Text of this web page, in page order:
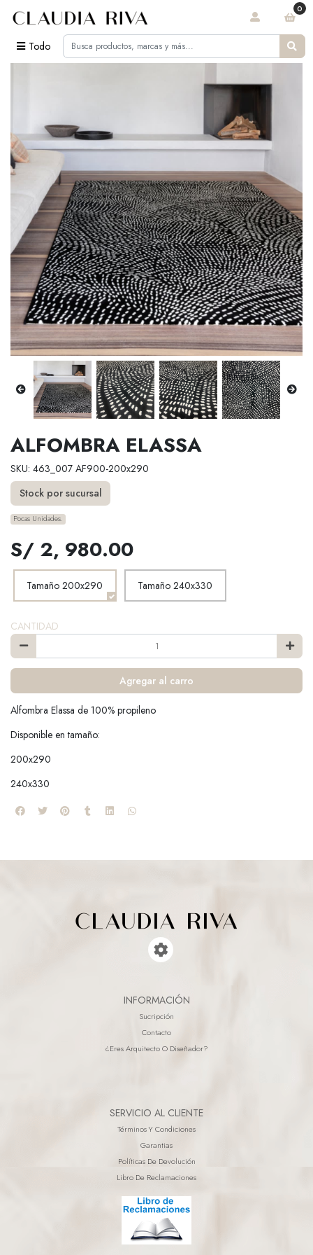
Todo
0
ALFOMBRA ELASSA
SKU: 463_007 AF900-200x290
Stock por sucursal
Pocas Unidades.
S/ 2, 980.00
Tamaño 200x290 Tamaño 240x330
CANTIDAD
Agregar al carro
Alfombra Elassa de 100% propileno
Disponible en tamaño:
200x290
240x330
INFORMACIÓN
Sucripción
Contacto
¿eres Arquitecto O Diseñador?
SERVICIO AL CLIENTE
Términos Y Condiciones
Garantias
Políticas De Devolución
Libro De Reclamaciones